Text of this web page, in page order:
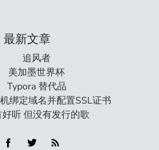
最新文章
追风者
美加墨世界杯
Typora 替代品
绑定域名并配置SSL证书
听 但没有发行的歌